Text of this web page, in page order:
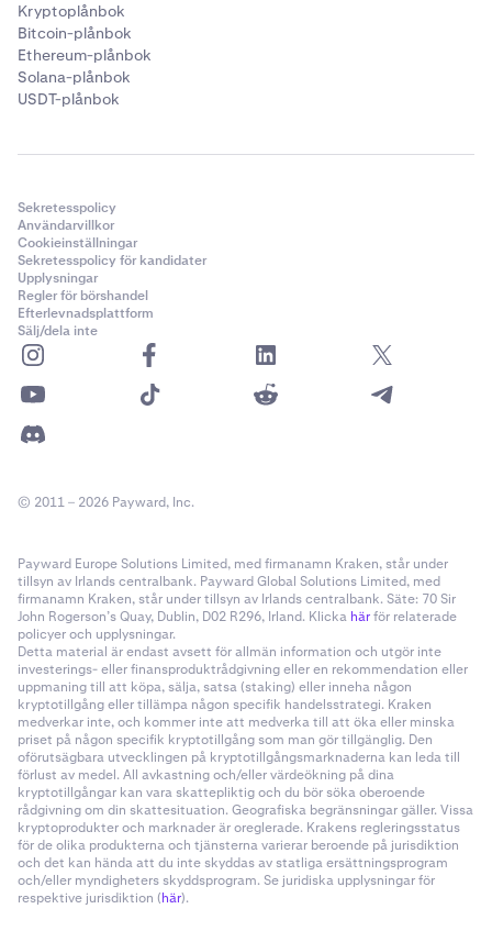
Kryptoplånbok
Bitcoin-plånbok
Ethereum-plånbok
Solana-plånbok
USDT-plånbok
Sekretesspolicy
Användarvillkor
Cookieinställningar
Sekretesspolicy för kandidater
Upplysningar
Regler för börshandel
Efterlevnadsplattform
Sälj/dela inte
© 2011 – 2026 Payward, Inc.
Payward Europe Solutions Limited, med firmanamn Kraken, står under
tillsyn av Irlands centralbank. Payward Global Solutions Limited, med
firmanamn Kraken, står under tillsyn av Irlands centralbank. Säte: 70 Sir
John Rogerson’s Quay, Dublin, D02 R296, Irland. Klicka härför relaterade
policyer och upplysningar.
Detta material är endast avsett för allmän information och utgör inte
investerings- eller finansproduktrådgivning eller en rekommendation eller
uppmaning till att köpa, sälja, satsa (staking) eller inneha någon
kryptotillgång eller tillämpa någon specifik handelsstrategi. Kraken
medverkar inte, och kommer inte att medverka till att öka eller minska
priset på någon specifik kryptotillgång som man gör tillgänglig. Den
oförutsägbara utvecklingen på kryptotillgångsmarknaderna kan leda till
förlust av medel. All avkastning och/eller värdeökning på dina
kryptotillgångar kan vara skattepliktig och du bör söka oberoende
rådgivning om din skattesituation. Geografiska begränsningar gäller. Vissa
kryptoprodukter och marknader är oreglerade. Krakens regleringsstatus
för de olika produkterna och tjänsterna varierar beroende på jurisdiktion
och det kan hända att du inte skyddas av statliga ersättningsprogram
och/eller myndigheters skyddsprogram. Se juridiska upplysningar för
respektive jurisdiktion (här).